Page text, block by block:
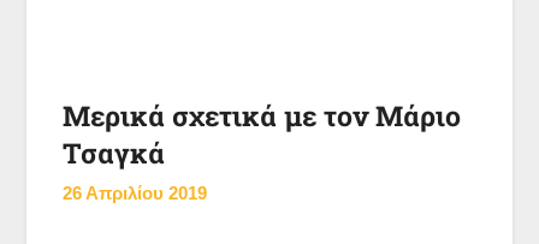
Μερικά σχετικά με τον Μάριο
Τσαγκά
26 Απριλίου 2019